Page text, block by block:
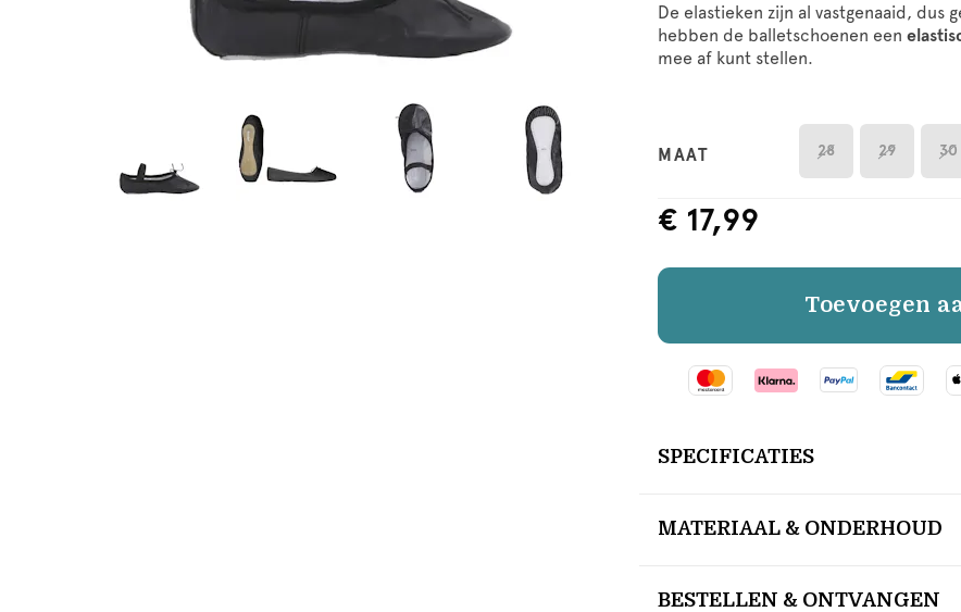
De elastieken zijn al vastgenaaid, dus
hebben de balletschoenen een
mee af kunt stellen.
MAAT 28 29 30
€ 17,99
Toevoegen
SPECIFICATIES
MATERIAAL & ONDERHOUD
BESTELLEN & ONTVANGEN